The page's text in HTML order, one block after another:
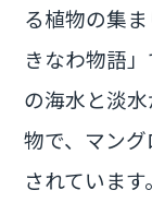
る植物の集
きなわ物語
の海水と淡
物で、マン
されています。